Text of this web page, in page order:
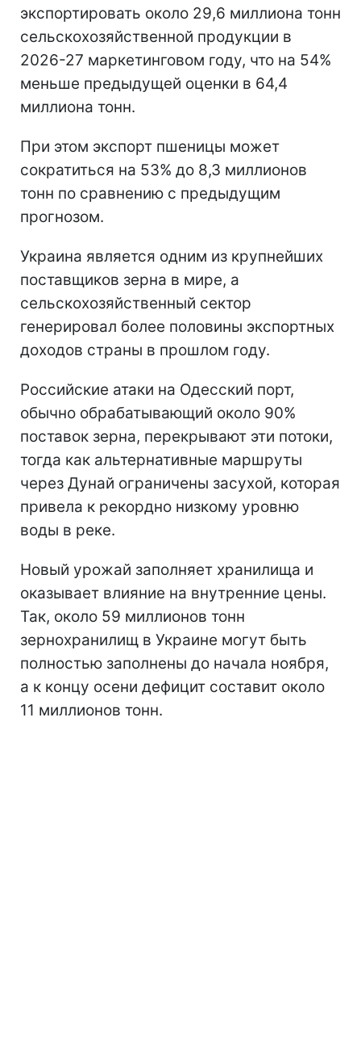
экспортировать около 29,6 миллиона тонн
сельскохозяйственной продукции в
2026-27 маркетинговом году, что на 54%
меньше предыдущей оценки в 64,4
миллиона тонн.
При этом экспорт пшеницы может
сократиться на 53% до 8,3 миллионов
тонн по сравнению с предыдущим
прогнозом.
Украина является одним из крупнейших
поставщиков зерна в мире, а
сельскохозяйственный сектор
генерировал более половины экспортных
доходов страны в прошлом году.
Российские атаки на Одесский порт,
обычно обрабатывающий около 90%
поставок зерна, перекрывают эти потоки,
тогда как альтернативные маршруты
через Дунай ограничены засухой, которая
привела к рекордно низкому уровню
воды в реке.
Новый урожай заполняет хранилища и
оказывает влияние на внутренние цены.
Так, около 59 миллионов тонн
зернохранилищ в Украине могут быть
полностью заполнены до начала ноября,
а к концу осени дефицит составит около
11 миллионов тонн.